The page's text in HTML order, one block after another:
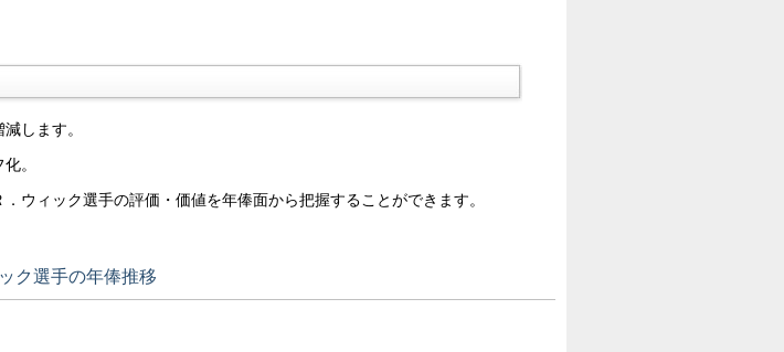
します。
。
ウィック選手の評価・価値を年俸面から把握することができます。
ク選手の年俸推移